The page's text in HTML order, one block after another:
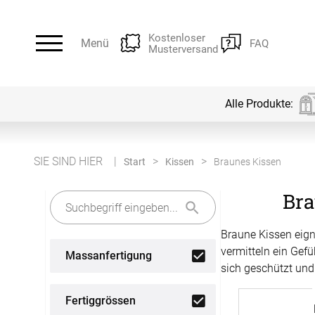
Menü
Kostenloser
Musterversand
FAQ
Für Ihre Fenster & Türen
Plissee
Alle Plissees
Fertiggrössen
Rollo
Alle Rollos
Dachfenster Rollo
Alle Lamellen
Massanfertigung
Jalousien
Alle Produkte:
SIE SIND HIER Start Kissen Braunes Kissen
Massanfertigung
Fertiggrössen
Braune Kissen
vermitteln ein
sich geschützt